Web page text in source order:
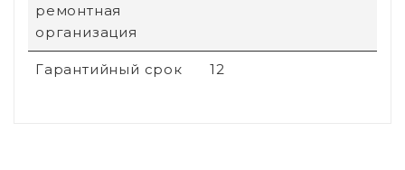
ремонтная
организация
Гарантийный срок 12